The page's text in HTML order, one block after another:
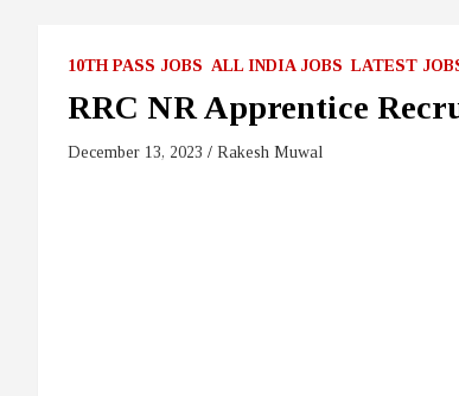
10TH PASS JOBS ALL INDIA JOBS LATEST
RRC NR Apprentice
December 13, 2023 Rakesh Muwal